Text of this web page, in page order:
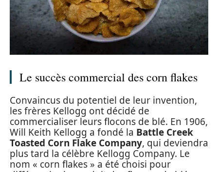
Le succès commercial des corn flakes
Convaincus du potentiel de leur invention,
les frères Kellogg ont décidé de
commercialiser leurs flocons de blé. En 1906,
Will Keith Kellogg a fondé la Battle Creek
Toasted Corn Flake Company, qui deviendra
plus tard la célèbre Kellogg Company. Le
nom « corn flakes » a été choisi pour